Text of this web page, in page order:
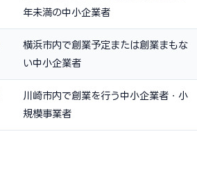
年未満の中小企業者
横浜市内で創業予定または創業まもな
い中小企業者
川崎市内で創業を行う中小企業者・小
規模事業者